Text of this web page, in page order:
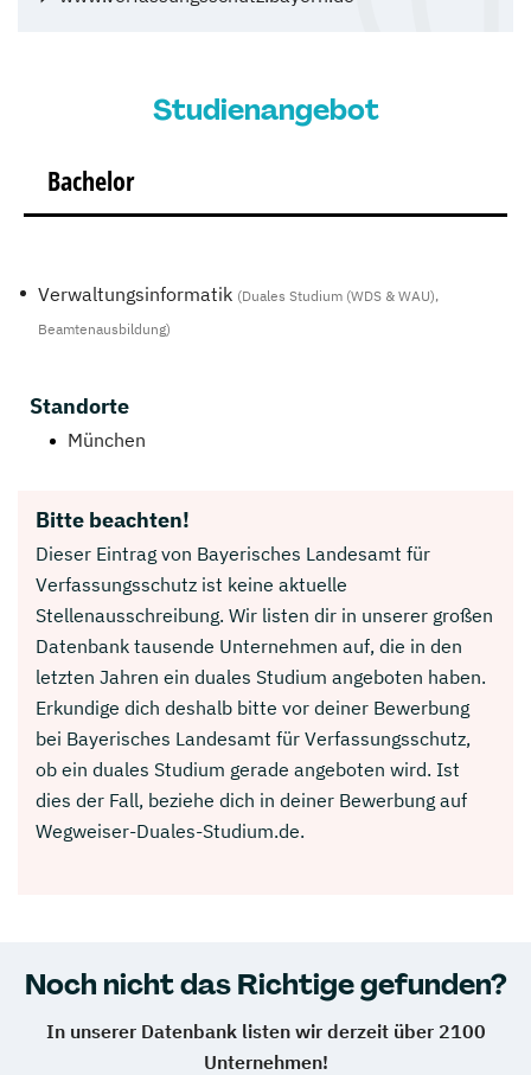
Studienangebot
Bachelor
Verwaltungsinformatik (Duales Studium (WDS & WAU),
Beamtenausbildung)
Standorte
München
Bitte beachten!
Dieser Eintrag von Bayerisches Landesamt für
Verfassungsschutz ist keine aktuelle
Stellenausschreibung. Wir listen dir in unserer großen
Datenbank tausende Unternehmen auf, die in den
letzten Jahren ein duales Studium angeboten haben.
Erkundige dich deshalb bitte vor deiner Bewerbung
bei Bayerisches Landesamt für Verfassungsschutz,
ob ein duales Studium gerade angeboten wird. Ist
dies der Fall, beziehe dich in deiner Bewerbung auf
Wegweiser-Duales-Studium.de.
Noch nicht das Richtige gefunden?
In unserer Datenbank listen wir derzeit über 2100
Unternehmen!